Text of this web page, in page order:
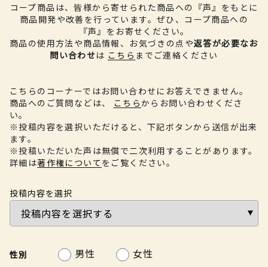
コープ商品は、皆様から寄せられた商品への『声』をもとに
商品開発や改善を行っています。 ぜひ、コープ商品への
『声』をお寄せください。
商品の使用方法や商品情報、お気づきの点や返答が必要なお
問い合わせは こちら までご連絡ください
こちらのコーナーではお問い合わせにお答えできません。
商品へのご質問などは、
こちらからお問い合わせくださ
い。
※投稿内容を選択いただけると、下記ボタンから送信が出来
ます。
※投稿いただいた声は無償で二次利用することがあります。
詳細は著作権について をご覧ください。
投稿内容を選択
性別 男性 女性